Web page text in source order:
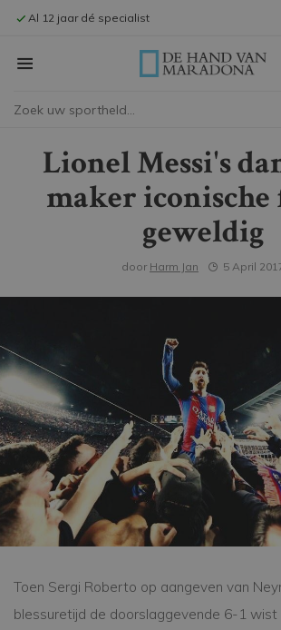
Al 12 jaar dé specialist
Lionel Messi's
maker iconische
geweldig
door Harm Jan 5 April
Toen Sergi Roberto op aangeven van
blessuretijd de doorslaggevende 6-1 wist